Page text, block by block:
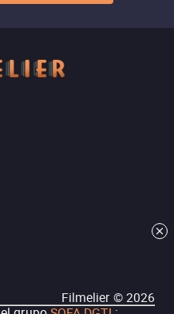
Filmelier ©2026